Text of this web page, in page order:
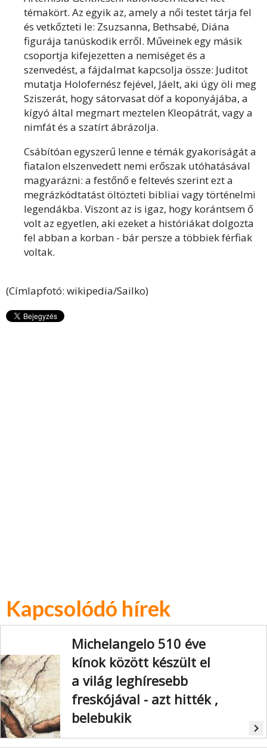
témakört. Az egyik az, amely a női testet tárja fel
és vetkőzteti le: Zsuzsanna, Bethsabé, Diána
figurája tanúskodik erről. Műveinek egy másik
csoportja kifejezetten a nemiséget és a
szenvedést, a fájdalmat kapcsolja össze: Juditot
mutatja Holofernész fejével, Jáelt, aki úgy öli meg
Sziszerát, hogy sátorvasat döf a koponyájába, a
kígyó által megmart meztelen Kleopátrát, vagy a
nimfát és a szatírt ábrázolja.
Csábítóan egyszerű lenne e témák gyakoriságát a
fiatalon elszenvedett nemi erőszak utóhatásával
magyarázni: a festőnő e feltevés szerint ezt a
megrázkódtatást öltözteti bibliai vagy történelmi
legendákba. Viszont az is igaz, hogy korántsem ő
volt az egyetlen, aki ezeket a históriákat dolgozta
fel abban a korban - bár persze a többiek férfiak
voltak.
(Címlapfotó: wikipedia/Sailko)
Kapcsolódó hírek
Michelangelo 510 éve
kínok között készült el
a világ leghíresebb
freskójával - azt hitték ,
belebukik
A vatikáni Sixtus-kápolna
navigate_next